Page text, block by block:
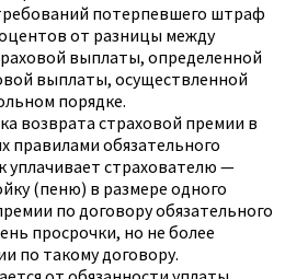
потерпевшего штраф
от разницы между
выплаты, определенной
выплаты, осуществленной
порядке.
возврата страховой премии в
правилами обязательного
уплачивает страхователю —
(пеню) в размере одного
по договору обязательного
просрочки, но не более
по такому договору.